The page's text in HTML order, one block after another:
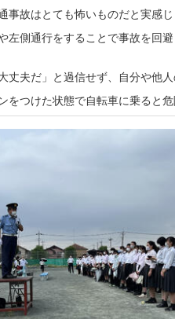
事故はとても怖いものだと実感
左側通行をすることで事故を回
丈夫だ」と過信せず、自分や他
をつけた状態で自転車に乗ると